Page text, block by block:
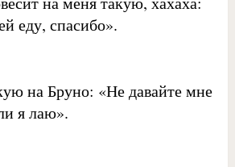
еду, спасибо».
на Бруно: «Не давайте мне
я лаю».